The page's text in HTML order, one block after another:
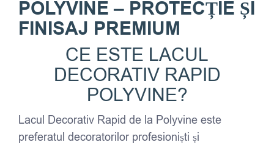
POLYVINE – PROTECȚIE ȘI
FINISAJ PREMIUM
CE ESTE LACUL
DECORATIV RAPID
POLYVINE?
Lacul Decorativ Rapid de la Polyvine este
preferatul decoratorilor profesioniști și